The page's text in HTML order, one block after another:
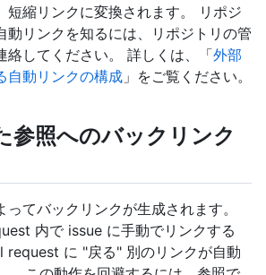
短縮リンクに変換されます。 リポジ
動リンクを知るには、リポジトリの管
絡してください。 詳しくは、「外部
自動リンクの構成 」をご覧ください。
参照へのバックリンク
てバックリンクが生成されます。
内で issue に手動でリンクする
request に "戻る" 別のリンクが自動